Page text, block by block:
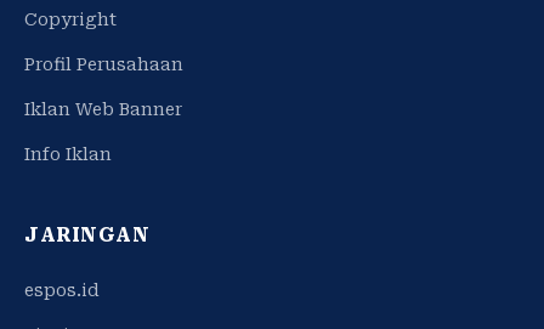
Copyright
Profil Perusahaan
Iklan Web Banner
Info Iklan
JARINGAN
espos.id